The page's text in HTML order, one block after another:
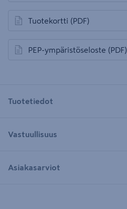
Tuotekortti (PDF)
avautuu uuteen välilehteen
PEP-ympäristöseloste (PDF)
avautuu uuteen välilehteen
Tuotetiedot
Vastuullisuus
Asiakasarviot